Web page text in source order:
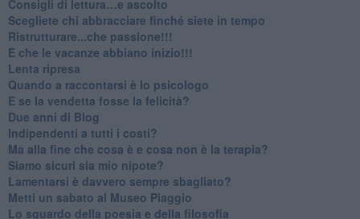
​Consigli di lettura…e ascolto
​Scegliete chi abbracciare finché siete in tempo
​Ristrutturare...che passione!!!
​E che le vacanze abbiano inizio!!!
​Lenta ripresa
​Quando a raccontarsi è lo psicologo
​E se la vendetta fosse la felicità?
​Due anni di Blog
​Indipendenti a tutti i costi?
​Ma alla fine che cosa è e cosa non è la terapia?
​Siamo sicuri sia mio nipote?
​Lamentarsi è davvero sempre sbagliato?
​Metti un sabato al Museo Piaggio
​Lo sguardo della poesia e della filosofia